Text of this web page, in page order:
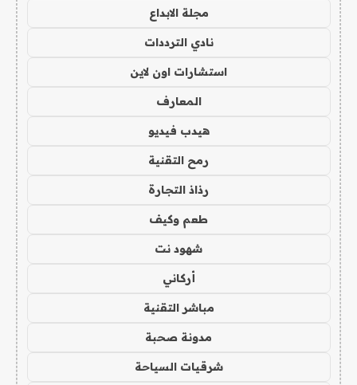
مجلة الابداع
نادي الترددات
استشارات اون لاين
المعارف
هيدب فيديو
رمح التقنية
رذاذ التجارة
طعم وكيف
شهود نت
أركاني
مباشر التقنية
مدونة صحبة
شرقيات السياحة